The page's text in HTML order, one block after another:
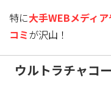
特に大手WEBメディ
コミが沢山！
ウルトラチャコ